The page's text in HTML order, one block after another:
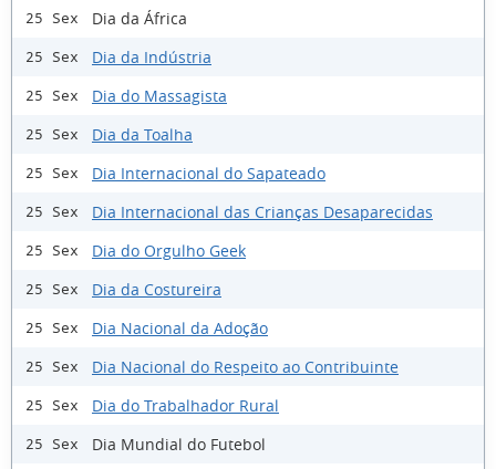
25 Sex Dia da África
25 Sex Dia da Indústria
25 Sex Dia do Massagista
25 Sex Dia da Toalha
25 Sex Dia Internacional do Sapateado
25 Sex Dia Internacional das Crianças Desaparecidas
25 Sex Dia do Orgulho Geek
25 Sex Dia da Costureira
25 Sex Dia Nacional da Adoção
25 Sex Dia Nacional do Respeito ao Contribuinte
25 Sex Dia do Trabalhador Rural
25 Sex Dia Mundial do Futebol